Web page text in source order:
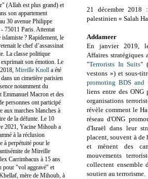
21 décembre 2018
palestinien » Salah
Addameer
En janvier 2019,
Affaires
"Terrorists In Suits"
vestons ») et sous-
promoting BDS and
liens entre des ONG
organisations
révèle comment le
réseau d'ONG
d'Israël dans leur
placent, souvent à de
et mènent des
mouvements
collectent ensemble
soutien au terrorisme.
(Allah est plus grand) et
son appartement
30 avenue Philippe
75011 Paris. Attentat
islamiste ? Rapidement, le
le chef d’assassinat
La classe politique
son émotion. Le
Mireille Knoll a été
un cimetière parisien
notamment du
Emmanuel Macron et des
personnes ont participé
aux marches blanches à
de la défunte. Le 10
2021, Yacine Mihoub a
à la réclusion
à perpétuité pour le
de Mireille
Carrimbacus à 15 ans
pour "vol aggravé" et
mère de Mihoub, à